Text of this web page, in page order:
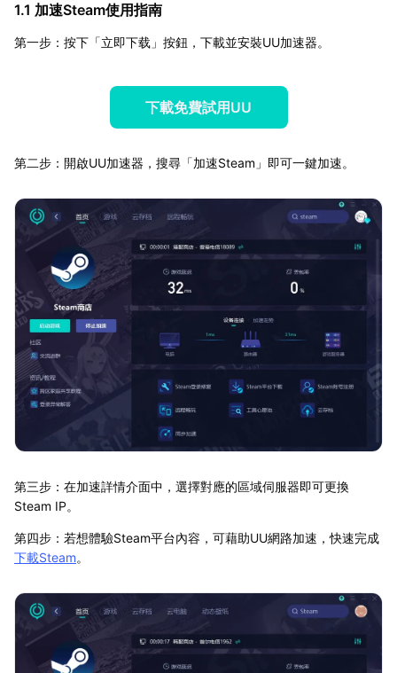
1.1 加速Steam使用指南
第一步：按下「立即下载」按鈕，下載並安裝UU加速器。
下載免費試用UU
第二步：開啟UU加速器，搜尋「加速Steam」即可一鍵加速。
第三步：在加速詳情介面中，選擇對應的區域伺服器即可更換
Steam IP。
第四步：若想體驗Steam平台內容，可藉助UU網路加速，快速完成
下載Steam。